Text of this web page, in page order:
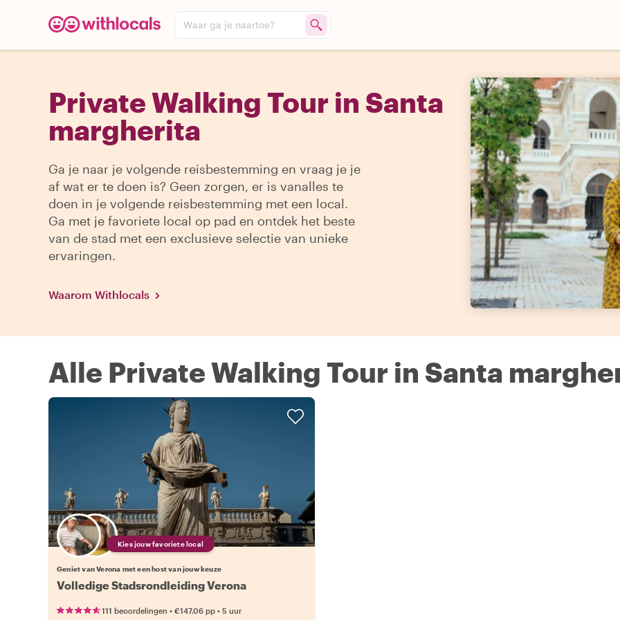
Waar ga je naartoe?
Private Walking Tour in Santa
margherita
Ga je naar je volgende reisbestemming en vraag je je
af wat er te doen is? Geen zorgen, er is vanalles te
doen in je volgende reisbestemming met een local.
Ga met je favoriete local op pad en ontdek het beste
van de stad met een exclusieve selectie van unieke
ervaringen.
Waarom Withlocals
Alle Private Walking Tour in Santa
Kies jouw favoriete local
Geniet van Verona met een host van jouw keuze
Volledige Stadsrondleiding Verona
111 beoordelingen • €147.06 pp • 5 uur